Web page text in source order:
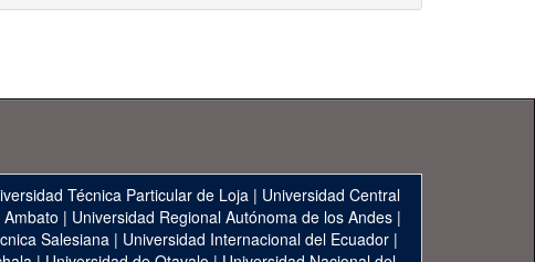
Técnica Particular de Loja | Universidad Central
| Universidad Regional Autónoma de los Andes|
Salesiana| Universidad Internacional del Ecuador|